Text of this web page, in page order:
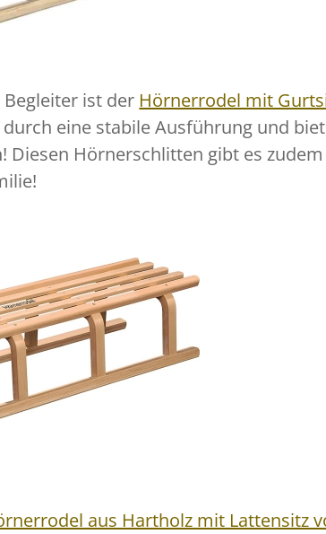
ist der Hörnerrodel mit
eine stabile Ausführung und
Diesen Hörnerschlitten gibt es
aus Hartholz mit Lattensitz